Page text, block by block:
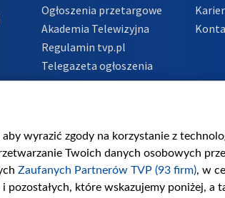
Ogłoszenia przetargowe
Akademia Telewizyjna
Regulamin tvp.pl
Telegazeta ogłoszenia
Informacje o nadawcy
wyrazić zgody na korzystanie z
Twoich danych osobowych
Zaufanych Partnerów TVP (93 firm), w
pozostałych, które wskazujemy poniżej,